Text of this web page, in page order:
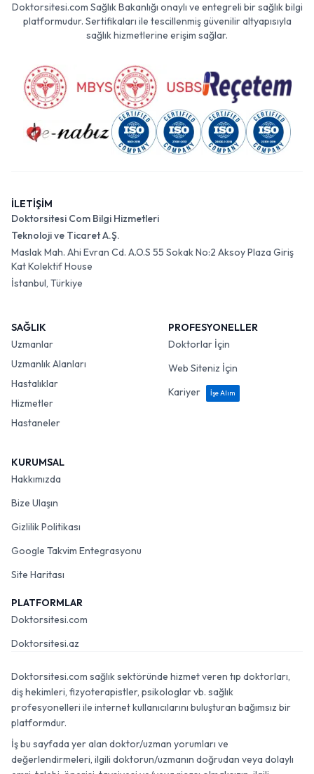
Doktorsitesi.com Sağlık Bakanlığı onaylı ve entegreli bir sağlık bilgi
platformudur. Sertifikaları ile tescillenmiş güvenilir altyapısıyla
sağlık hizmetlerine erişim sağlar.
İLETİŞİM
Doktorsitesi Com Bilgi Hizmetleri
Teknoloji ve Ticaret A.Ş.
Maslak Mah. Ahi Evran Cd. A.O.S 55 Sokak No:2 Aksoy Plaza Giriş
Kat Kolektif House
İstanbul, Türkiye
SAĞLIK
Uzmanlar
Uzmanlık Alanları
Hastalıklar
Hizmetler
Hastaneler
PROFESYONELLER
Doktorlar İçin
Web Siteniz İçin
Kariyer
İşe Alım
KURUMSAL
Hakkımızda
Bize Ulaşın
Gizlilik Politikası
Google Takvim Entegrasyonu
Site Haritası
PLATFORMLAR
Doktorsitesi.com
Doktorsitesi.az
Doktorsitesi.com sağlık sektöründe hizmet veren tıp doktorları,
diş hekimleri, fizyoterapistler, psikologlar vb. sağlık
profesyonelleri ile internet kullanıcılarını buluşturan bağımsız bir
platformdur.
İş bu sayfada yer alan doktor/uzman yorumları ve
değerlendirmeleri, ilgili doktorun/uzmanın doğrudan veya dolaylı